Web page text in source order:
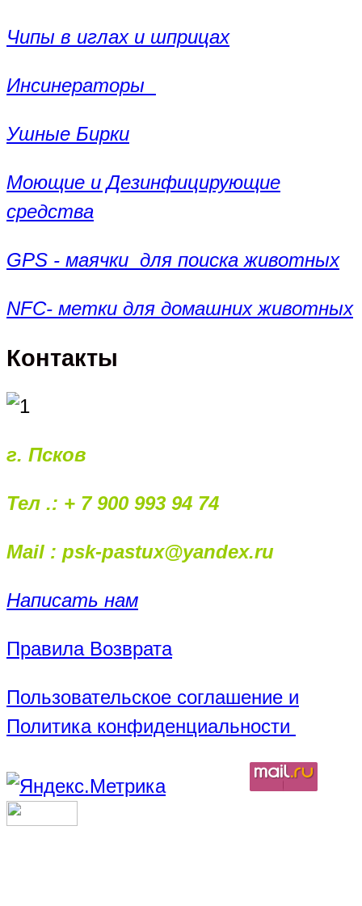
Чипы в иглах и шприцах
Инсинераторы
Ушные Бирки
Моющие и Дезинфицирующие
средства
GPS - маячки для поиска животных
NFC- метки для домашних животных
Контакты
г. Псков
Тел .: + 7 900 993 94 74
Mail : psk-pastux@yandex.ru
Написать нам
Правила Возврата
Пользовательское соглашение и
Политика конфиденциальности